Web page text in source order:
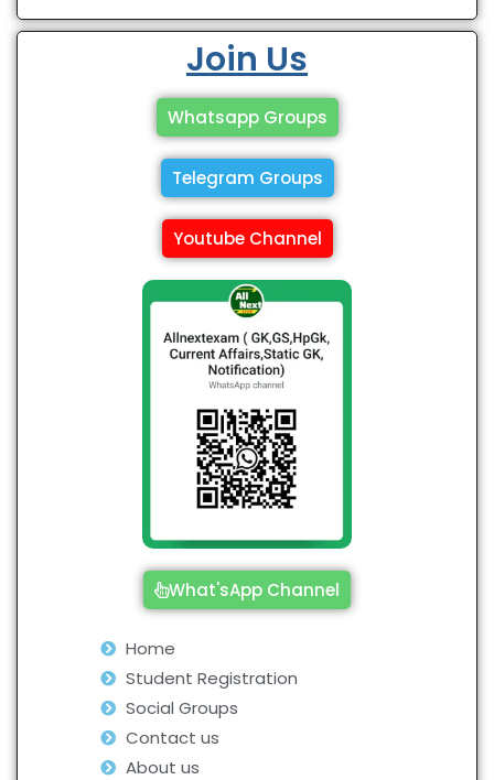
Join Us
Whatsapp Groups
Telegram Groups
Youtube Channel
What'sApp Channel
Home
Student Registration
Social Groups
Contact us
About us